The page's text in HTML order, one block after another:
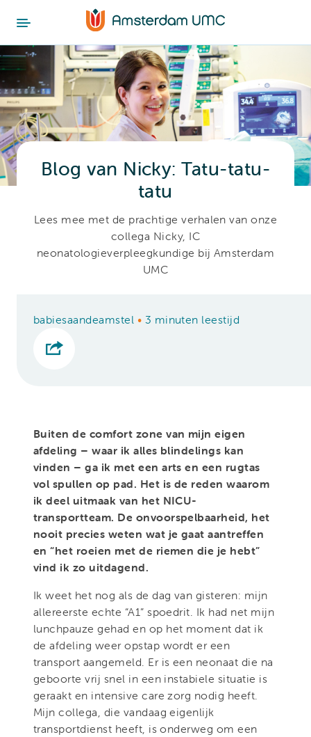
Blog van Nicky: Tatu-tatu-
tatu
Lees mee met de prachtige verhalen van onze
collega Nicky, IC
neonatologieverpleegkundige bij Amsterdam
UMC
babiesaandeamstel • 3 minuten leestijd
Buiten de comfort zone van mijn eigen
afdeling – waar ik alles blindelings kan
vinden – ga ik met een arts en een rugtas
vol spullen op pad. Het is de reden waarom
ik deel uitmaak van het NICU-
transportteam. De onvoorspelbaarheid, het
nooit precies weten wat je gaat aantreffen
en “het roeien met de riemen die je hebt”
vind ik zo uitdagend.
Ik weet het nog als de dag van gisteren: mijn
allereerste echte “A1” spoedrit. Ik had net mijn
lunchpauze gehad en op het moment dat ik
de afdeling weer opstap wordt er een
transport aangemeld. Er is een neonaat die na
geboorte vrij snel in een instabiele situatie is
geraakt en intensive care zorg nodig heeft.
Mijn collega, die vandaag eigenlijk
transportdienst heeft, is onderweg om een